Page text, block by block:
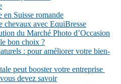
en Suisse romande
chevaux avec EquiBresse
du Marché Photo d’Occasion
bon choix ?
: pour améliorer votre bien-
peut booster votre entreprise
devez savoir